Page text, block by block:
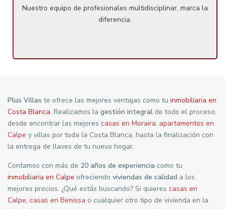
Nuestro equipo de profesionales multidisciplinar, marca la
diferencia.
Plus Villas te ofrece las mejores ventajas como tu inmobiliaria en
Costa Blanca. Realizamos la gestión integral de todo el proceso,
desde encontrar las mejores casas en Moraira, apartamentos en
Calpe y villas por toda la Costa Blanca, hasta la finalización con
la entrega de llaves de tu nuevo hogar.
Contamos con más de 20 años de experiencia como tu
inmobiliaria en Calpe ofreciendo viviendas de calidad a los
mejores precios. ¿Qué estás buscando? Si quieres casas en
Calpe, casas en Benissa o cualquier otro tipo de vivienda en la